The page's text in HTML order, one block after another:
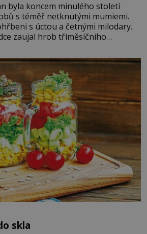
byla koncem minulého století
s téměř netknutými mumiemi.
s úctou a četnými milodary.
zaujal hrob tříměsíčního
odborníci zdejším klimatickým
prosolené písky a extrémně
skla